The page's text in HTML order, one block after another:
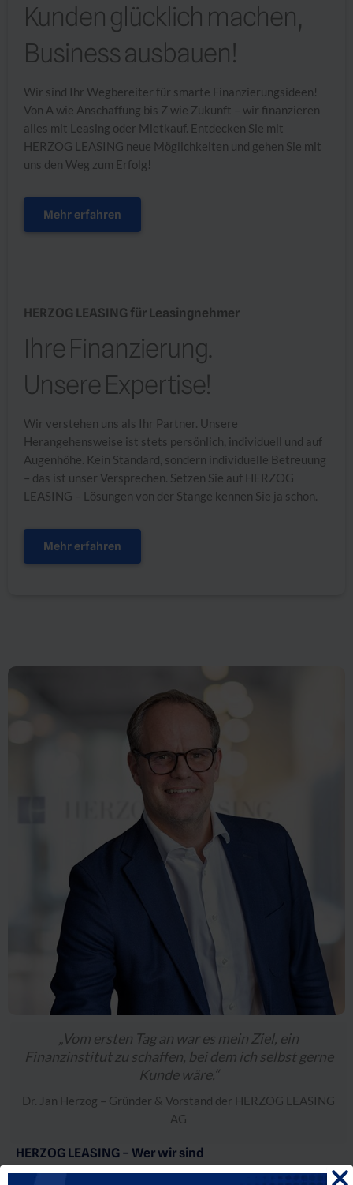
Kunden glücklich machen,
Business ausbauen!
Wir sind Ihr Wegbereiter für smarte Finanzierungsideen!
Von A wie Anschaffung bis Z wie Zukunft – wir finanzieren
alles mit Leasing oder Mietkauf. Entdecken Sie mit
HERZOG LEASING neue Möglichkeiten und gehen Sie mit
uns den Weg zum Erfolg!
Mehr erfahren
HERZOG LEASING für Leasingnehmer
Ihre Finanzierung.
Unsere Expertise!
Wir verstehen uns als Ihr Partner. Unsere
Herangehensweise ist stets persönlich, individuell und auf
Augenhöhe. Kein Standard, sondern individuelle Betreuung
– das ist unser Versprechen. Setzen Sie auf HERZOG
LEASING – Lösungen von der Stange kennen Sie ja schon.
Mehr erfahren
„Vom ersten Tag an war es mein Ziel, ein
Finanzinstitut zu schaffen, bei dem ich selbst gerne
Kunde wäre.“
Dr. Jan Herzog – Gründer & Vorstand der HERZOG LEASING
AG
HERZOG LEASING – Wer wir sind